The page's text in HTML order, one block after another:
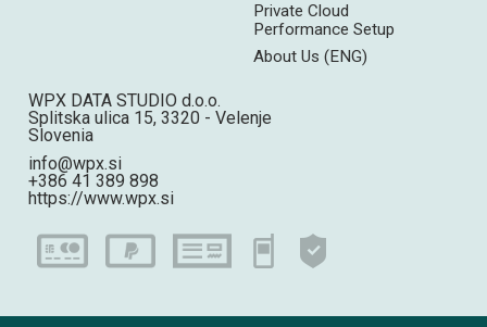
Private Cloud
Performance Setup
About Us (ENG)
WPX DATA STUDIO d.o.o.
Splitska ulica 15, 3320 - Velenje
Slovenia
info@wpx.si
+386 41 389 898
https://www.wpx.si